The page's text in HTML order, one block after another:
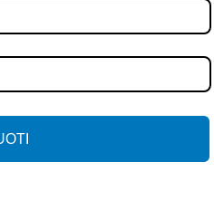
Plotis:
Ilgis: